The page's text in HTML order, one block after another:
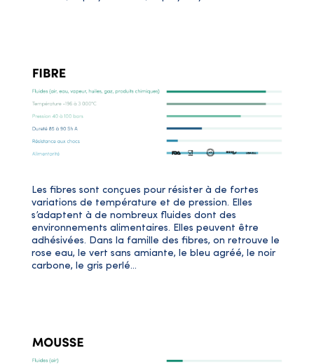
Les fibres sont conçues pour résister à de fortes
variations de température et de pression. Elles
s’adaptent à de nombreux fluides dont des
environnements alimentaires. Elles peuvent être
adhésivées. Dans la famille des fibres, on retrouve le
rose eau, le vert sans amiante, le bleu agréé, le noir
carbone, le gris perlé…